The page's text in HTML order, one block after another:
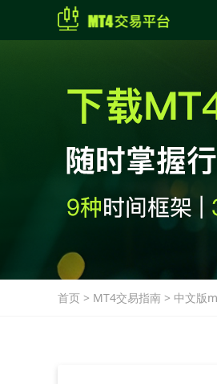
首页 > MT4交易指南 > 中文版